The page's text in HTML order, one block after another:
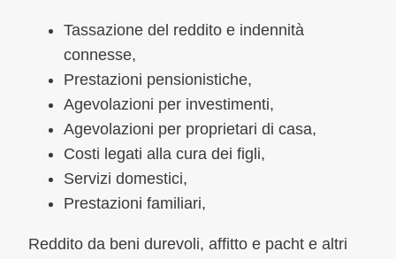
Tassazione del reddito e indennità
connesse,
Prestazioni pensionistiche,
Agevolazioni per investimenti,
Agevolazioni per proprietari di casa,
Costi legati alla cura dei figli,
Servizi domestici,
Prestazioni familiari,
Reddito da beni durevoli, affitto e pacht e altri